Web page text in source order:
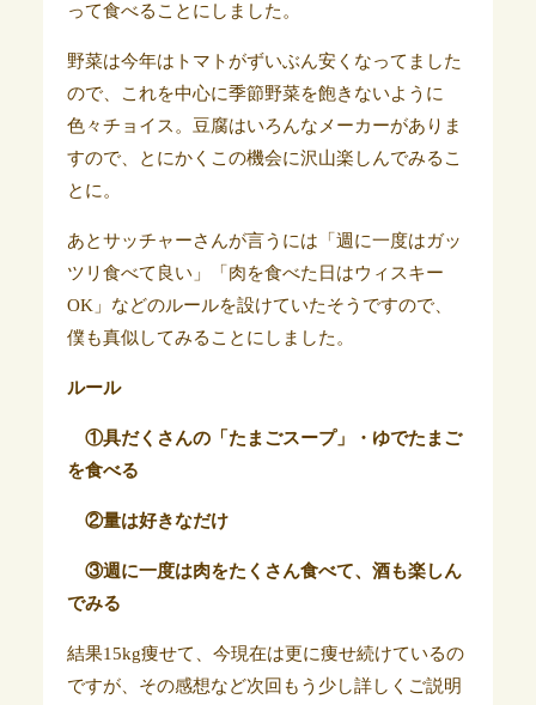
って食べることにしました。
野菜は今年はトマトがずいぶん安くなってました
ので、これを中心に季節野菜を飽きないように
色々チョイス。豆腐はいろんなメーカーがありま
すので、とにかくこの機会に沢山楽しんでみるこ
とに。
あとサッチャーさんが言うには「週に一度はガッ
ツリ食べて良い」「肉を食べた日はウィスキー
OK」などのルールを設けていたそうですので、
僕も真似してみることにしました。
ルール
①具だくさんの「たまごスープ」・ゆでたまご
を食べる
②量は好きなだけ
③週に一度は肉をたくさん食べて、酒も楽しん
でみる
結果15kg痩せて、今現在は更に痩せ続けているの
ですが、その感想など次回もう少し詳しくご説明